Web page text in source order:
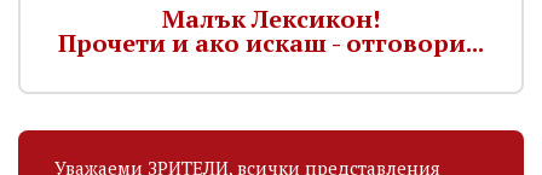
Малък Лексикон!
Прочети и ако искаш - отговори...
Уважаеми ЗРИТЕЛИ, всички представления